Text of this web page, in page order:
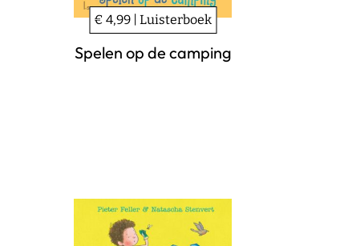
€ 4,99 | Luisterboek
Spelen op de camping